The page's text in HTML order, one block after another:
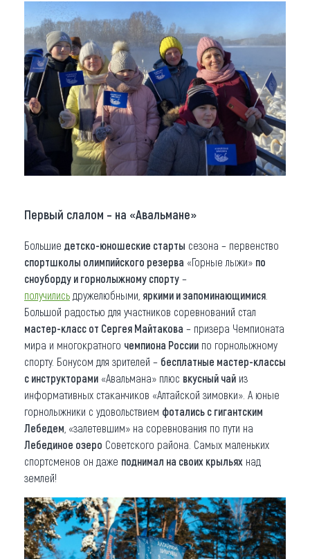
Первый слалом – на «Авальмане»
Большие детско-юношеские старты сезона – первенство
спортшколы олимпийского резерва «Горные лыжи» по
сноуборду и горнолыжному спорту –
получились дружелюбными, яркими и запоминающимися
Большой радостью для участников соревнований стал
мастер-класс от Сергея Майтакова – призера Чемпионата
мира и многократного чемпиона России по горнолыжному
спорту. Бонусом для зрителей – бесплатные мастер-классы
с инструкторами «Авальмана» плюс вкусный чай из
информативных стаканчиков «Алтайской зимовки». А юные
горнолыжники с удовольствием фотались с гигантским
Лебедем , «залетевшим» на соревнования по пути на
Лебединое озеро Советского района. Самых маленьких
спортсменов он даже поднимал на своих крыльях над
землей!